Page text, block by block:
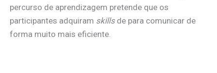
percurso de aprendizagem pretende que os
participantes adquiram skillsde para comunicar de
forma muito mais eficiente.